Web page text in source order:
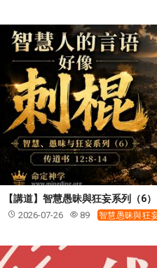
【講道】智慧愚昧與狂妄系列（6
2026-07-26 89 智慧愚昧與狂